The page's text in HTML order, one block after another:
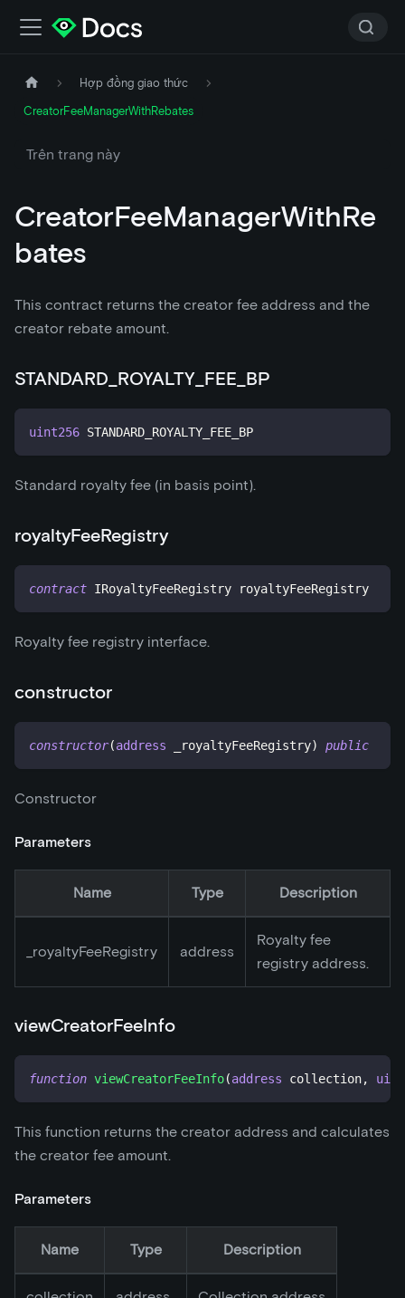
Hợp đồng giao thức
CreatorFeeManagerWithRebates
Trên trang này
CreatorFeeManagerWithRe
bates
This contract returns the creator fee address and the
creator rebate amount.
STANDARD_ROYALTY_FEE_BP
uint256 STANDARD_ROYALTY_FEE_BP
Standard royalty fee (in basis point).
royaltyFeeRegistry
contract IRoyaltyFeeRegistry royaltyFeeRegistry
Royalty fee registry interface.
constructor
constructor(address _royaltyFeeRegistry) public
Constructor
Parameters
Name Type Description
royaltyFeeRegistry address
Royalty fee
registry address.
viewCreatorFeeInfo
function viewCreatorFeeInfo(address collection,
This function returns the creator address and calculates
the creator fee amount.
Parameters
Name Type Description